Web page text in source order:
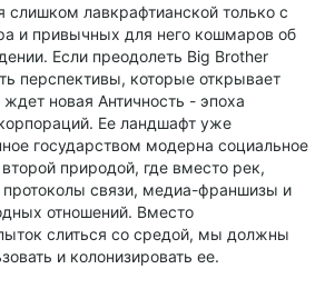
слишком лавкрафтианской только с
и привычных для него кошмаров об
Если преодолеть Big Brother
перспективы, которые открывает
новая Античность - эпоха
Ее ландшафт уже
государством модерна социальное
природой, где вместо рек,
протоколы связи, медиа-франшизы и
отношений. Вместо
слиться со средой, мы должны
и колонизировать ее.